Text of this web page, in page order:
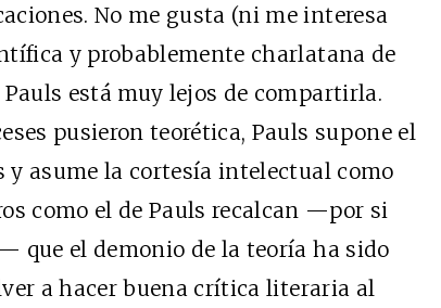
No me gusta (ni me interesa
y probablemente charlatana de
está muy lejos de compartirla.
pusieron teorética, Pauls supone el
y asume la cortesía intelectual como
como el de Pauls recalcan —por si
que el demonio de la teoría ha sido
a hacer buena crítica literaria al